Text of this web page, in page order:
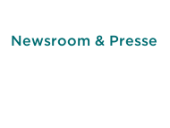
Newsroom & Presse